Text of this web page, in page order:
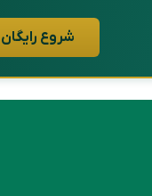
شروع رایگان